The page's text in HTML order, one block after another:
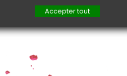
Accepter tout